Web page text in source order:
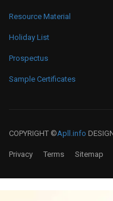
Resource Material
Holiday List
Prospectus
Sample Certificates
COPYRIGHT ©Apll.info
Privacy Terms Sitemap